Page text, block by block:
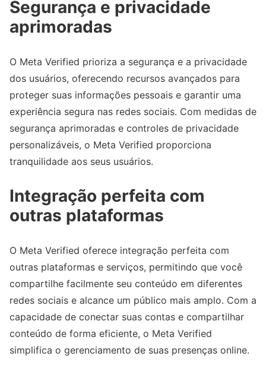
Segurança e privacidade
aprimoradas
O Meta Verified prioriza a segurança e a privacidade
dos usuários, oferecendo recursos avançados para
proteger suas informações pessoais e garantir uma
experiência segura nas redes sociais. Com medidas de
segurança aprimoradas e controles de privacidade
personalizáveis, o Meta Verified proporciona
tranquilidade aos seus usuários.
Integração perfeita com
outras plataformas
O Meta Verified oferece integração perfeita com
outras plataformas e serviços, permitindo que você
compartilhe facilmente seu conteúdo em diferentes
redes sociais e alcance um público mais amplo. Com a
capacidade de conectar suas contas e compartilhar
conteúdo de forma eficiente, o Meta Verified
simplifica o gerenciamento de suas presenças online.